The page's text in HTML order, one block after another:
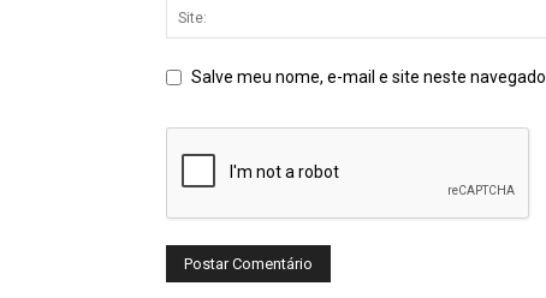
Salve meu nome, e-mail e site neste